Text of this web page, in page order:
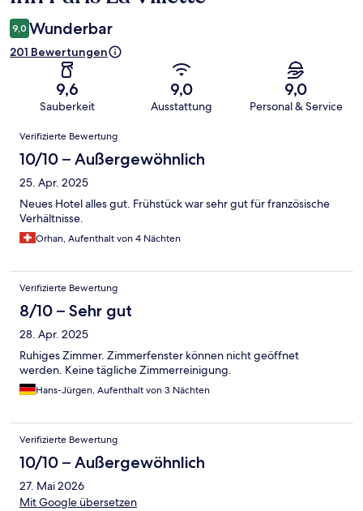
9,0 Wunderbar
201 Bewertungen
9,6
Sauberkeit
9,0
Ausstattung
9,0
Personal & Service
Bewertungen
Verifizierte Bewertung
10/10 – Außergewöhnlich
25. Apr. 2025
Neues Hotel alles gut. Frühstück war sehr gut für französische
Verhältnisse.
Orhan, Aufenthalt von 4 Nächten
Verifizierte Bewertung
8/10 – Sehr gut
28. Apr. 2025
Ruhiges Zimmer. Zimmerfenster können nicht geöffnet
werden. Keine tägliche Zimmerreinigung.
Hans-Jürgen, Aufenthalt von 3 Nächten
Verifizierte Bewertung
10/10 – Außergewöhnlich
27. Mai 2026
Mit Google übersetzen